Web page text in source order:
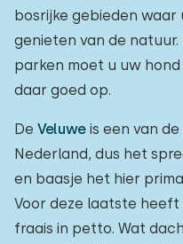
bosrijke gebieden waar
genieten van de
parken moet u uw
daar goed op.
De Veluwe is een van
Nederland, dus het
en baasje het hier
Voor deze laatste
fraais in petto. Wat